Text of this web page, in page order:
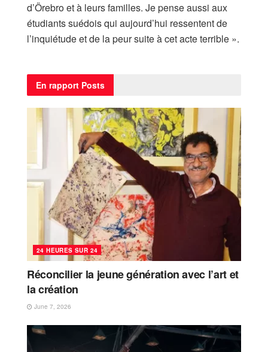
d’Örebro et à leurs familles. Je pense aussi aux
étudiants suédois qui aujourd’hui ressentent de
l’inquiétude et de la peur suite à cet acte terrible ».
En rapport Posts
24 HEURES SUR 24
Réconcilier la jeune génération avec l’art et
la création
June 7, 2026